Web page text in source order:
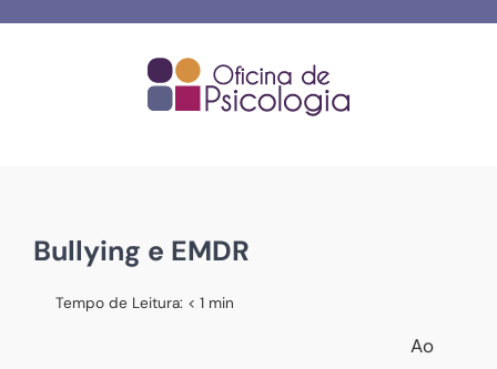
Bullying e EMDR
Tempo de Leitura: < 1 min
Ao